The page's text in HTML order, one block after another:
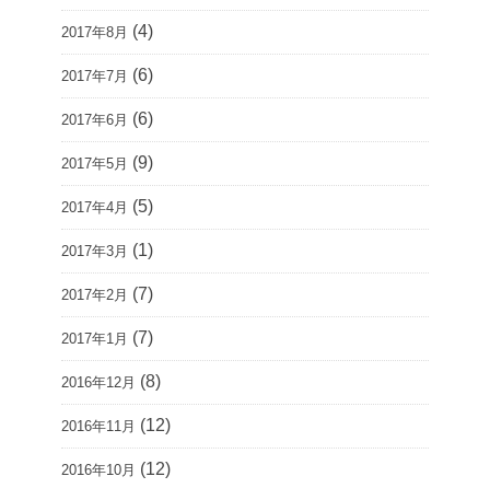
2017年8月 (4)
2017年7月 (6)
2017年6月 (6)
2017年5月 (9)
2017年4月 (5)
2017年3月 (1)
2017年2月 (7)
2017年1月 (7)
2016年12月 (8)
2016年11月 (12)
2016年10月 (12)